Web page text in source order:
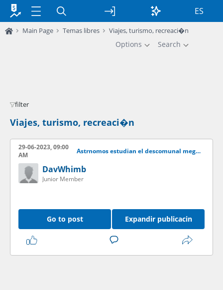
ES
Main Page Temas libres Viajes, turismo, recreaci�n
Options Search
filter
Viajes, turismo, recreaci�n
29-06-2023, 09:00
AM
Astrnomos estudian el descomunal megacometa que se acerca a la Tierra
DavWhimb
Junior Member
Go to post Expandir publicacin